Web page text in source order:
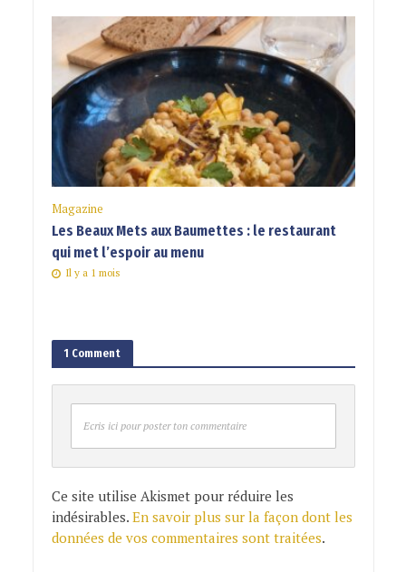
Magazine
Les Beaux Mets aux Baumettes : le restaurant
qui met l’espoir au menu
Il y a 1 mois
1 Comment
Ecris ici pour poster ton commentaire
Ce site utilise Akismet pour réduire les
indésirables. En savoir plus sur la façon dont les
données de vos commentaires sont traitées.